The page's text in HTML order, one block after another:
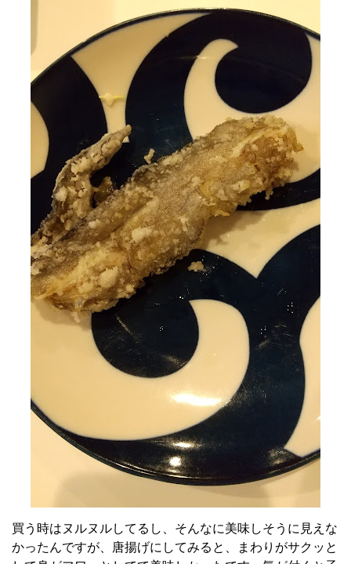
買う時はヌルヌルしてるし、そんなに美味しそうに見えな
かったんですが、唐揚げにしてみると、まわりがサクッと